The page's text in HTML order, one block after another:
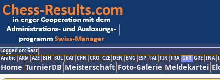
Logged on: Gast
Arabic ARM AZE BIH BUL CAT CHN CRO CZE DEN ENG ESP FAI FIN FRA GER GRE INA
Home TurnierDB Meisterschaft Foto-Galerie Meldekartei